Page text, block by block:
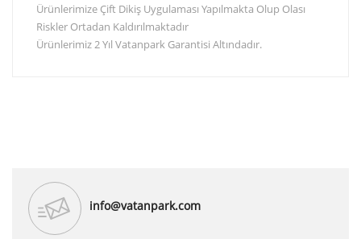
Ürünlerimize Çift Dikiş Uygulaması Yapılmakta Olup Olası
Riskler Ortadan Kaldırılmaktadır
Ürünlerimiz 2 Yıl Vatanpark Garantisi Altındadır.
info@vatanpark.com